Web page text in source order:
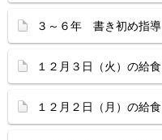
３～６年 書き初め指導
１２月３日（火）の給食
１２月２日（月）の給食